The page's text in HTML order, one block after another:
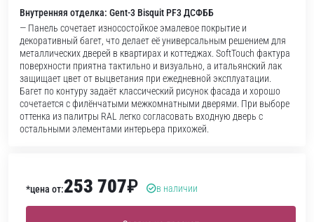
Внутренняя отделка: Gent-3 Bisquit PF3 ДСФББ
— Панель сочетает износостойкое эмалевое покрытие и
декоративный багет, что делает её универсальным решением для
металлических дверей в квартирах и коттеджах. SoftTouch фактура
поверхности приятна тактильно и визуально, а итальянский лак
защищает цвет от выцветания при ежедневной эксплуатации.
Багет по контуру задаёт классический рисунок фасада и хорошо
сочетается с филёнчатыми межкомнатными дверями. При выборе
оттенка из палитры RAL легко согласовать входную дверь с
остальными элементами интерьера прихожей.
*цена от:253 707₽ в наличии